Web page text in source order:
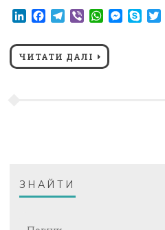
LinkedIn
Facebook
Telegram
ViberWhatsApp
ЧИТАТИ ДАЛІ
ЗНАЙТИ